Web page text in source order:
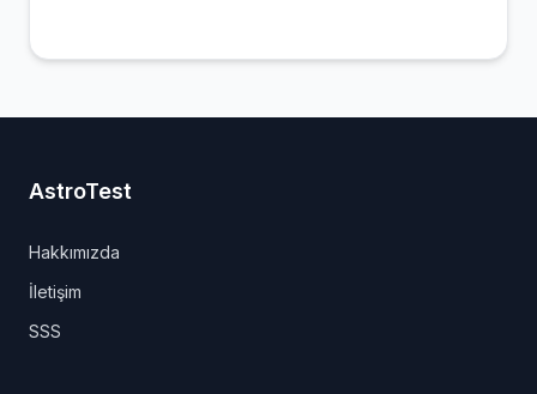
AstroTest
Hakkımızda
İletişim
SSS